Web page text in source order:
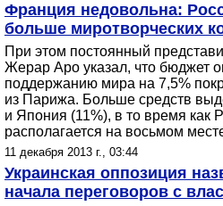
Франция недовольна:
больше миротворческих
При этом постоянный
Жерар Аро указал, что бюджет
поддержанию мира на 7,5%
из Парижа. Больше средств
и Япония (11%), в то время как
располагается на восьмом
11 декабря 2013 г., 03:44
Украинская оппозиция
начала переговоров с